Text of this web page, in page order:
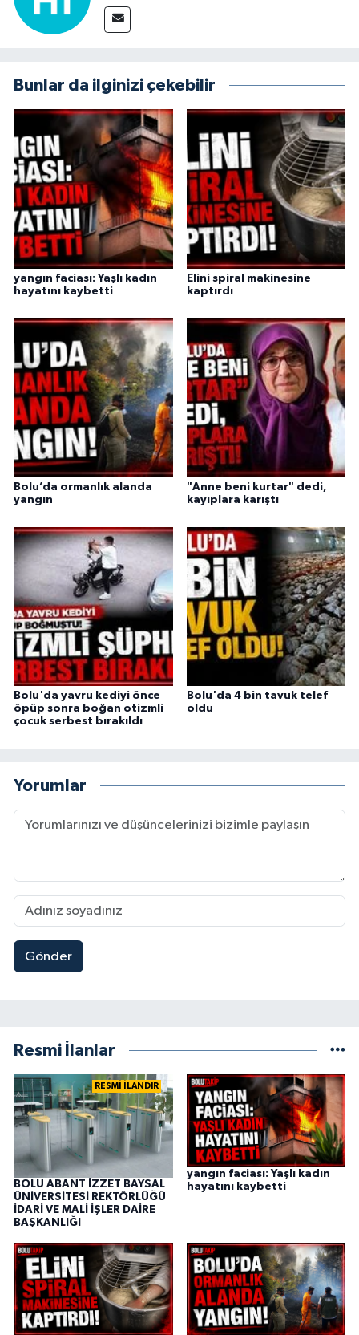
Bunlar da ilginizi çekebilir
yangın faciası: Yaşlı kadın
hayatını kaybetti
Elini spiral makinesine
kaptırdı
Bolu’da ormanlık alanda
yangın
"Anne beni kurtar" dedi,
kayıplara karıştı
Bolu'da yavru kediyi önce
öpüp sonra boğan otizmli
çocuk serbest bırakıldı
Bolu'da 4 bin tavuk telef
oldu
Yorumlar
Gönder
Resmi İlanlar
RESMİ İLANDIR
BOLU ABANT İZZET BAYSAL
ÜNİVERSİTESİ REKTÖRLÜĞÜ
İDARİ VE MALİ İŞLER DAİRE
BAŞKANLIĞI
yangın faciası: Yaşlı kadın
hayatını kaybetti